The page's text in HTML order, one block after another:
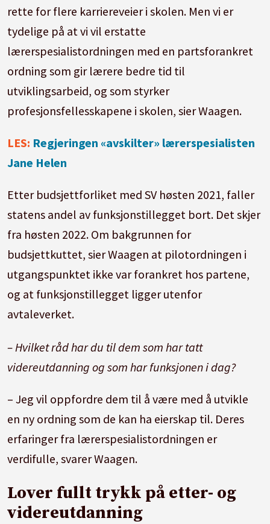
rette for flere karriereveier i skolen. Men vi er
tydelige på at vi vil erstatte
lærerspesialistordningen med en partsforankret
ordning som gir lærere bedre tid til
utviklingsarbeid, og som styrker
profesjonsfellesskapene i skolen, sier Waagen.
LES: Regjeringen «avskilter» lærerspesialisten
Jane Helen
Etter budsjettforliket med SV høsten 2021, faller
statens andel av funksjonstillegget bort. Det skjer
fra høsten 2022. Om bakgrunnen for
budsjettkuttet, sier Waagen at pilotordningen i
utgangspunktet ikke var forankret hos partene,
og at funksjonstillegget ligger utenfor
avtaleverket.
– Hvilket råd har du til dem som har tatt
videreutdanning og som har funksjonen i dag?
– Jeg vil oppfordre dem til å være med å utvikle
en ny ordning som de kan ha eierskap til. Deres
erfaringer fra lærerspesialistordningen er
verdifulle, svarer Waagen.
Lover fullt trykk på etter- og
videreutdanning